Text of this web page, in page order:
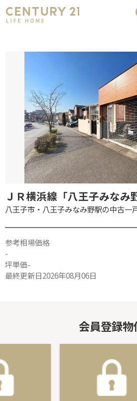
ＪＲ横浜線「八王子みなみ
八王子市・八王子みなみ野駅の中古一
参考相場価格
-
坪単価-
最終更新日2026年08月06日
会員登録物